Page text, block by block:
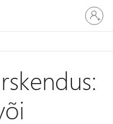
Logige
sisse
oma